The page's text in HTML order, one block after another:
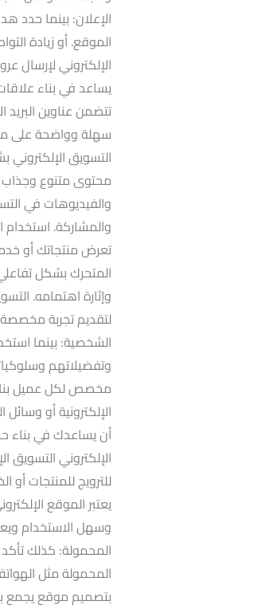
الإعلان: بينما حدد
الموقع. أو زيادة
الإلكتروني لإرسال
يساعد في بناء
تتضمن عناوين البريد
سهلة وواضحة على
التسويق
محتوى متنوع وجذاب
والفيديوهات في
والمشاركة. استخدام
تعرض منتجاتك أو
المتحرك بشكل
وإثارة اهتمامه.
لتقديم تجربة مخصصة
الشخصية: بينما
وتفضيلاتهم
مخصص لكل عميل بناءً
الإلكترونية أو
أن يساعدك في بناء
الإلكتروني
للترويج للمنتجات أو
يعتبر الموقع
وسهل الاستخدام
المحمولة: كذلك
المحمولة مثل
بتصميم موقع يجمع